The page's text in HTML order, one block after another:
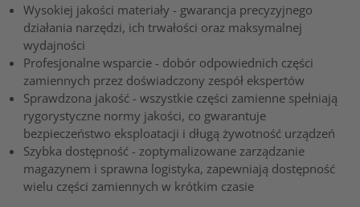
Wysokiej jakości materiały - gwarancja precyzyjnego
działania narzędzi, ich trwałości oraz maksymalnej
wydajności
Profesjonalne wsparcie - dobór odpowiednich części
zamiennych przez doświadczony zespół ekspertów
Sprawdzona jakość - wszystkie części zamienne spełniają
rygorystyczne normy jakości, co gwarantuje
bezpieczeństwo eksploatacji i długą żywotność urządzeń
Szybka dostępność - zoptymalizowane zarządzanie
magazynem i sprawna logistyka, zapewniają dostępność
wielu części zamiennych w krótkim czasie